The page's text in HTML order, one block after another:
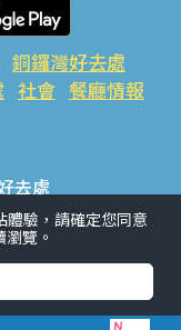
銅鑼灣好去處
社會 餐廳情報
去處
旺角好去處 社會
群熱話
驗，請確定您同意
覽。